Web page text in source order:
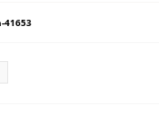
41653